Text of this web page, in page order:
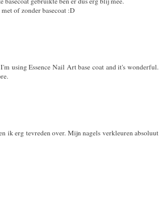
of zonder basecoat :D
using Essence Nail Art base coat and it's wonderful.
ik erg tevreden over. Mijn nagels verkleuren absoluut